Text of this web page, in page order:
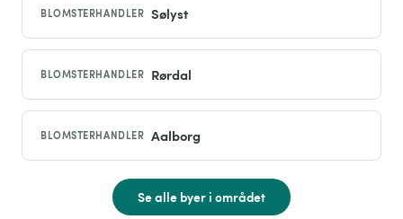
BLOMSTERHANDLER Sølyst
BLOMSTERHANDLER Rørdal
BLOMSTERHANDLER Aalborg
Se alle byer i området